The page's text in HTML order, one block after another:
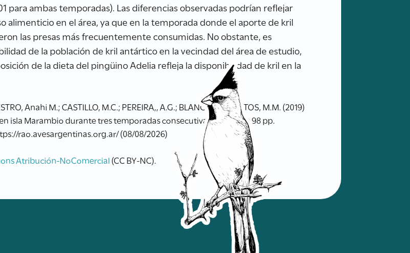
para ambas temporadas). Las diferencias observadas podrían reflejar
alimenticio en el área, ya que en la temporada donde el aporte de kril
las presas más frecuentemente consumidas. No obstante, es
de la población de kril antártico en la vecindad del área de estudio,
de la dieta del pingüino Adelia refleja la disponibilidad de kril en la
Anahi M.; CASTILLO, M.C.; PEREIRA,, A.G.; BLANCO, G.; SANTOS, M.M. (2019)
isla Marambio durante tres temporadas consecutivas. XVIII RAO 98 pp.
rao.avesargentinas.org.ar/ (08/08/2026)
Atribución-NoComercial(CC BY-NC).